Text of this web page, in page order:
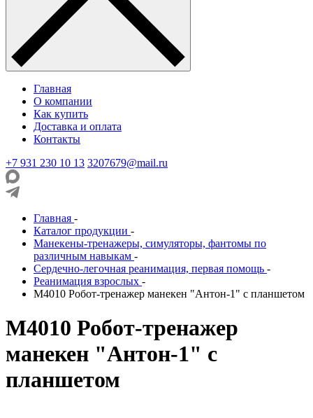
Главная
О компании
Как купить
Доставка и оплата
Контакты
+7 931 230 10 13 3207679@mail.ru
Главная -
Каталог продукции -
Манекены-тренажеры, симуляторы, фантомы по
различным навыкам -
Сердечно-легочная реанимация, первая помощь -
Реанимация взрослых -
М4010 Робот-тренажер манекен "Антон-1" с планшетом
М4010 Робот-тренажер
манекен "Антон-1" с
планшетом